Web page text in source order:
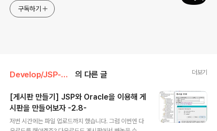
구독하기
Develop/JSP-Oracle 의 다른 글 더보기
[게시판 만들기] JSP와 Oracle을 이용해 게
시판을 만들어보자 -2.8-
저번 시간에는 파일 업로드까지 했습니다. 그럼 이번엔 다